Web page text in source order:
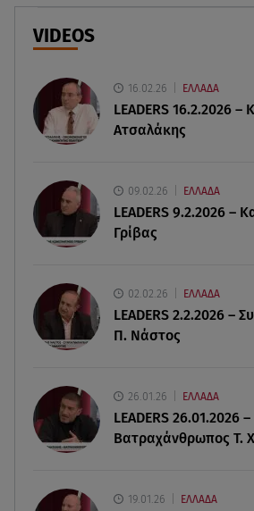
Motor Oil: Δωρεά
Άκης Παυλόπουλος: Η τρυφερή
της συζύγου του, Ελένης
ο ρόλος του «συνδέσμου»
06.08.26 , 20:16
06.08.26 , 20:04
Σαμοθράκη: Συγκλονιστική
από δύσβατο φαράγγι
06.08.26 , 19:44
Πότε δεν επιβάλλεται φόρος
τραπεζικές καταθέσεις
VIDEOS
16.02.26 ΕΛΛΑΔΑ
LEADERS 16.2.2026 –
Ατσαλάκης
09.02.26 ΕΛΛΑΔΑ
LEADERS 9.2.2026 –
Γρίβας
02.02.26 ΕΛΛΑΔΑ
LEADERS 2.2.2026 –
Π. Νάστος
26.01.26 ΕΛΛΑΔΑ
LEADERS 26.01.2026 –
Βατραχάνθρωπος Τ.
19.01.26 ΕΛΛΑΔΑ